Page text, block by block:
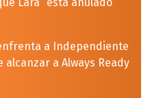
a Independiente
alcanzar a Always Ready